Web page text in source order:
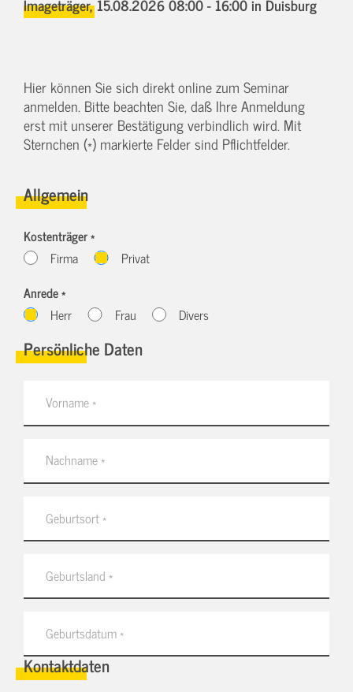
Hier können Sie sich direkt online zum Seminar
anmelden. Bitte beachten Sie, daß Ihre Anmeldung
erst mit unserer Bestätigung verbindlich wird. Mit
Sternchen (*) markierte Felder sind Pflichtfelder.
Allgemein
Kostenträger *
Firma
Privat
Anrede *
Herr
Frau Divers
Persönliche Daten
Kontaktdaten